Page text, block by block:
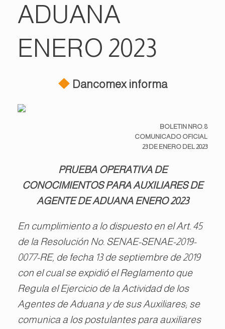
ADUANA
ENERO 2023
Dancomex informa
BOLETIN NRO. 8
COMUNICADO OFICIAL
23 DE ENERO DEL 2023
PRUEBA OPERATIVA DE
CONOCIMIENTOS PARA AUXILIARES DE
AGENTE DE ADUANA ENERO 2023
En cumplimiento a lo dispuesto en el Art. 45
de la Resolución No. SENAE-SENAE-2019-
0077-RE, de fecha 13 de septiembre de 2019
con el cual se expidió el Reglamento que
Regula el Ejercicio de la Actividad de los
Agentes de Aduana y de sus Auxiliares; se
comunica a los postulantes para auxiliares